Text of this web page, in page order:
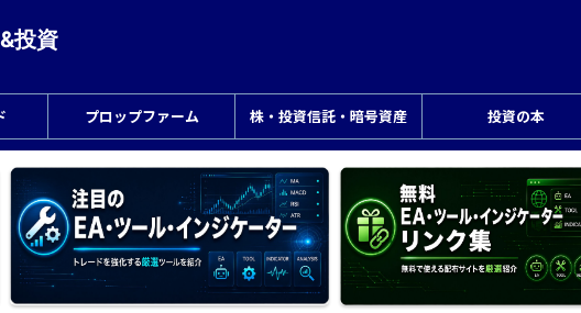
投資
プロップファーム 株・投資信託・暗号資産 投資の本